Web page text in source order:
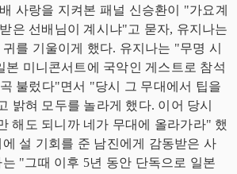
사랑을 지켜본 패널 신승환이 "가요계
은 선배님이 계시냐"고 묻자, 유지나는
를 기울이게 했다. 유지나는 "무명 시
본 미니콘서트에 국악인 게스트로 참석
불렀다"면서 "당시 그 무대에서 팁을
밝혀 모두를 놀라게 했다. 이어 당시
해도 되니까 네가 무대에 올라가라" 했
설 기회를 준 남진에게 감동받은 사
"그때 이후 5년 동안 단독으로 일본